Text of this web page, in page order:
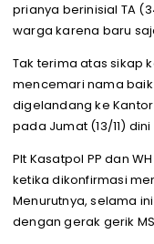
prianya berinisial TA
warga karena baru
Tak terima atas sikap
mencemari nama
digelandang ke Kantor
pada Jumat (13/11)
Plt Kasatpol PP dan
ketika dikonfirmasi
Menurutnya, selama
dengan gerak gerik